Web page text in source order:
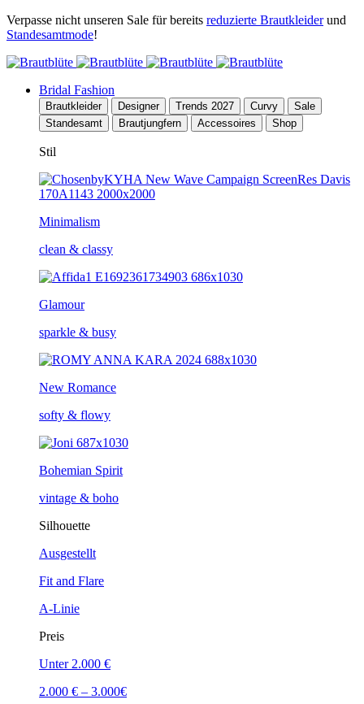
Verpasse nicht unseren Sale für bereits reduzierte Brautkleiderund
Standesamtmode!
Bridal Fashion
Brautkleider Designer Trends 2027 Curvy
Sale
Standesamt
Brautjungfern Accessoires Shop
Stil
Minimalism
clean & classy
Glamour
sparkle & busy
New Romance
softy & flowy
Bohemian Spirit
vintage & boho
Silhouette
Ausgestellt
Fit and Flare
A-Linie
Preis
Unter 2.000 €
2.000 € – 3.000€